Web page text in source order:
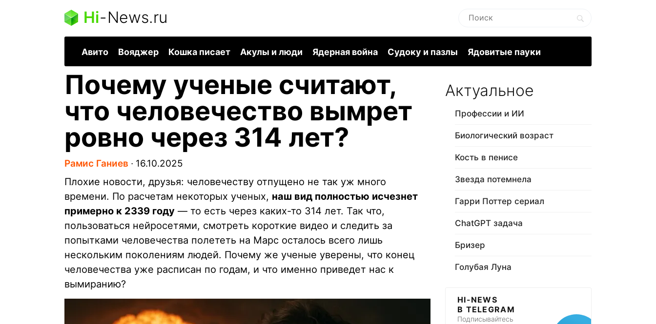
Hi-News.ru
Авито Вояджер Кошка писает Акулы и люди Ядерная война Судоку и пазлы Ядовитые пауки
Почему ученые считают,
что человечество вымрет
ровно через 314 лет?
Рамис Ганиев ∙ 16.10.2025
Плохие новости, друзья: человечеству отпущено не так уж много
времени. По расчетам некоторых ученых, наш вид полностью исчезнет
примерно к 2339 году — то есть через каких-то 314 лет. Так что,
пользоваться нейросетями, смотреть короткие видео и следить за
попытками человечества полететь на Марс осталось всего лишь
нескольким поколениям людей. Почему же ученые уверены, что конец
человечества уже расписан по годам, и что именно приведет нас к
вымиранию?
Актуальное
Профессии и ИИ
Биологический возраст
Кость в пенисе
Звезда потемнела
Гарри Поттер сериал
ChatGPT задача
Бризер
Голубая Луна
HI-NEWS
В TELEGRAM
Подписывайтесь